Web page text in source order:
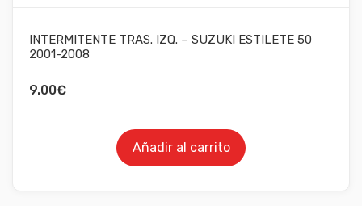
INTERMITENTE TRAS. IZQ. – SUZUKI ESTILETE 50
2001-2008
9.00€
Añadir al carrito